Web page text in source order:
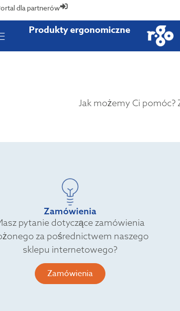
dla partnerów
Produkty ergonomiczne
Jak możemy Ci pomóc?
Zamówienia
pytanie dotyczące zamówienia
za pośrednictwem naszego
sklepu internetowego?
Zamówienia